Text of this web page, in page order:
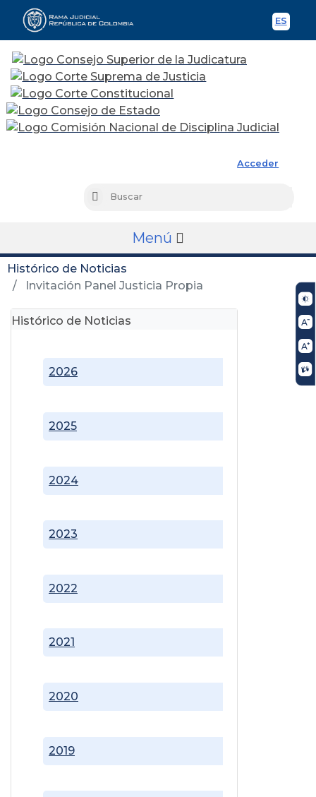
ES
Acceder
Buscar
Menú
Histórico de Noticias
Invitación Panel Justicia Propia
Histórico de Noticias
2019
2020
2021
2022
2023
2024
2025
2026